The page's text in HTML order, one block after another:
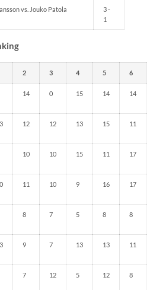
vs. Jouko Patola
3 -
1
2 3 4 5 6
14 0 15 14 14
12 12 13 15 11
10 10 15 11 17
11 10 9 16 17
8 7 5 8 8
9 7 13 13 11
7 12 5 12 8